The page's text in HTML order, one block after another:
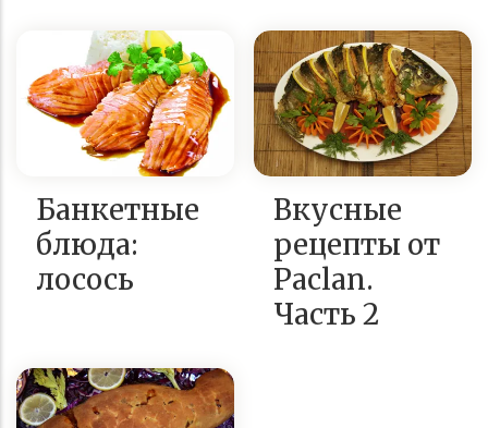
Банкетные
блюда:
лосось
Вкусные
рецепты от
Paclan.
Часть 2